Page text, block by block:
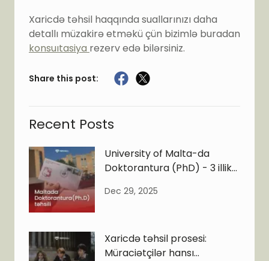
Xaricdə təhsil haqqında suallarınızı daha
detallı müzakirə etməkü çün bizimlə buradan
konsuıtasiya rezerv edə bilərsiniz.
Share this post:
Recent Posts
University of Malta-da
Doktorantura (PhD) - 3 illik
Dec 29, 2025
Xaricdə təhsil prosesi:
Müraciətçilər hansı